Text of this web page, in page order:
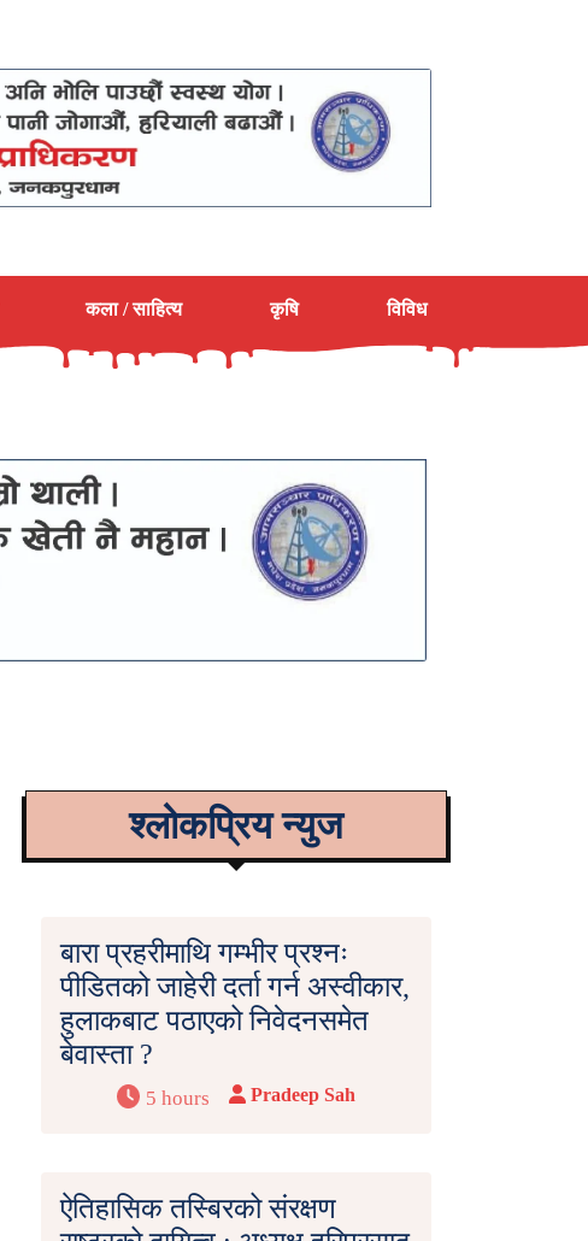
कला / साहित्य कृषि विविध
श्लोकप्रिय न्युज
बारा प्रहरीमाथि गम्भीर प्रश्नः
पीडितको जाहेरी दर्ता गर्न अस्वीकार,
हुलाकबाट पठाएको निवेदनसमेत
बेवास्ता ?
5 hours Pradeep Sah
ऐतिहासिक तस्बिरको संरक्षण